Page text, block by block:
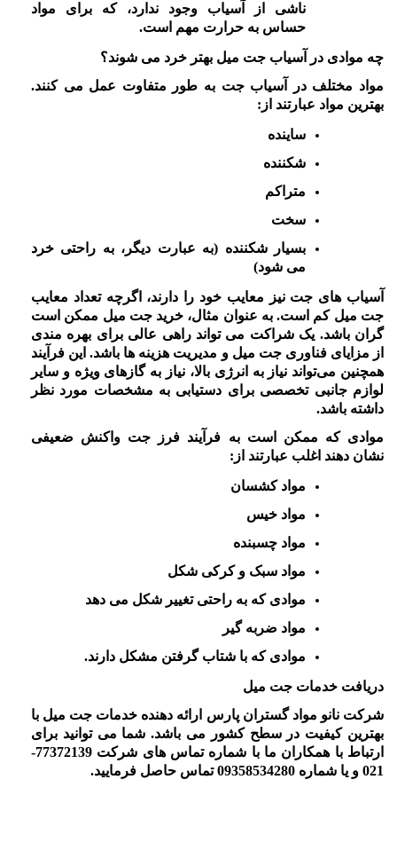
ناشی از آسیاب وجود ندارد، که برای مواد
حساس به حرارت مهم است.
چه موادی در آسیاب جت میل بهتر خرد می شوند؟
مواد مختلف در آسیاب جت به طور متفاوت عمل می کنند.
بهترین مواد عبارتند از:
ساینده
شکننده
متراکم
سخت
بسیار شکننده (به عبارت دیگر، به راحتی خرد
می شود)
آسیاب های جت نیز معایب خود را دارند، اگرچه تعداد معایب
جت میل کم است. به عنوان مثال، خرید جت میل ممکن است
گران باشد. یک شراکت می تواند راهی عالی برای بهره مندی
از مزایای فناوری جت میل و مدیریت هزینه ها باشد. این فرآیند
همچنین می‌تواند نیاز به انرژی بالا، نیاز به گازهای ویژه و سایر
لوازم جانبی تخصصی برای دستیابی به مشخصات مورد نظر
داشته باشد.
موادی که ممکن است به فرآیند فرز جت واکنش ضعیفی
نشان دهند اغلب عبارتند از:
مواد کشسان
مواد خیس
مواد چسبنده
مواد سبک و کرکی شکل
موادی که به راحتی تغییر شکل می دهد
مواد ضربه گیر
موادی که با شتاب گرفتن مشکل دارند.
دریافت خدمات جت میل
شرکت نانو مواد گستران پارس ارائه دهنده خدمات جت میل با
بهترین کیفیت در سطح کشور می باشد. شما می توانید برای
ارتباط با همکاران ما با شماره تماس های شرکت 77372139-
021 و یا شماره 09358534280 تماس حاصل فرمایید.